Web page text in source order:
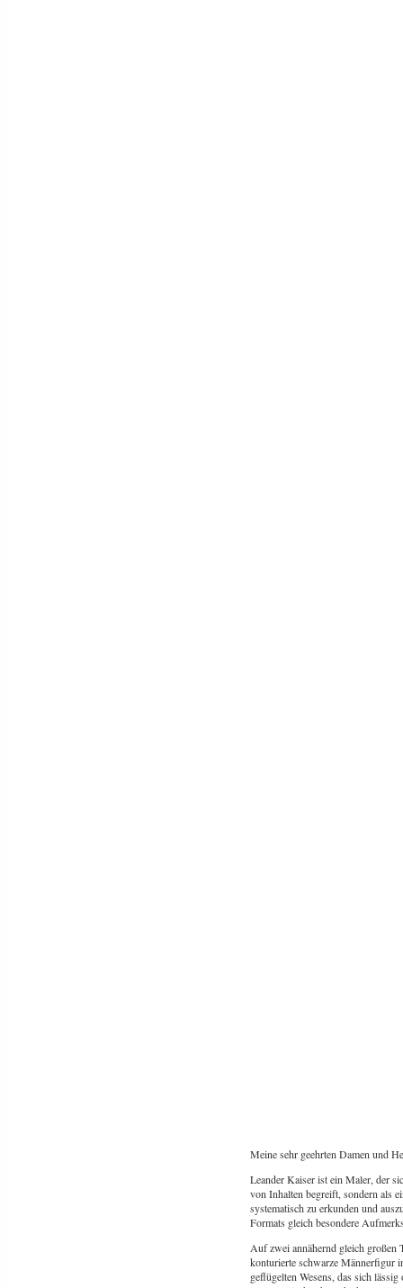
Meine sehr geehrten Damen und
Leander Kaiser ist ein Maler, der
von Inhalten begreift, sondern als
systematisch zu erkunden und
Formats gleich besondere
Auf zwei annähernd gleich großen
konturierte schwarze Männerfigur
geflügelten Wesens, das sich